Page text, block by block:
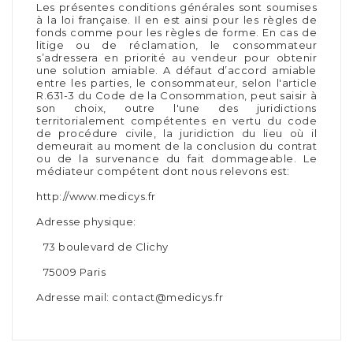
Les présentes conditions générales sont soumises
à la loi française. Il en est ainsi pour les règles de
fonds comme pour les règles de forme. En cas de
litige ou de réclamation, le consommateur
s’adressera en priorité au vendeur pour obtenir
une solution amiable. A défaut d’accord amiable
entre les parties, le consommateur, selon l'article
R.631-3 du Code de la Consommation, peut saisir à
son choix, outre l'une des juridictions
territorialement compétentes en vertu du code
de procédure civile, la juridiction du lieu où il
demeurait au moment de la conclusion du contrat
ou de la survenance du fait dommageable. Le
médiateur compétent dont nous relevons est:
http://www.medicys.fr
Adresse physique:
73 boulevard de Clichy
75009 Paris
Adresse mail: contact@medicys.fr